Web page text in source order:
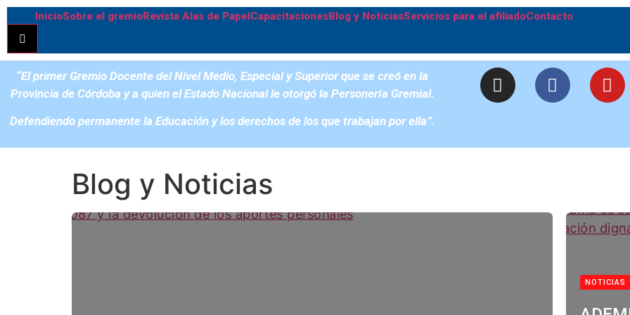
InicioSobre el gremioRevista Alas de PapelCapacitacionesBlog y NoticiasServicios para el afiliadoContacto
Hamburger Toggle Menu
“El primer Gremio Docente del Nivel Medio, Especial y Superior que se creó en la
Provincia de Córdoba ya quien el Estado Nacional le otorgó la Personería Gremial.
Defendiendo permanente la Educación y los derechos de los que trabajan por ella”.
Blog y Noticias
NOTICIAS